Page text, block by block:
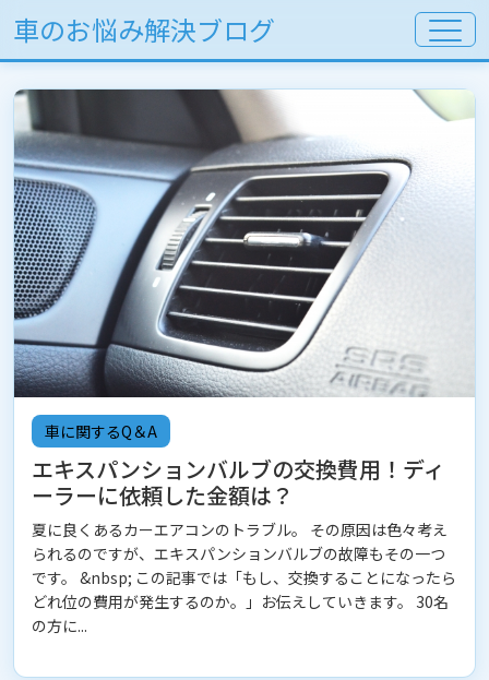
車のお悩み解決ブログ
車に関するQ＆A
エキスパンションバルブの交換費用！ディ
ーラーに依頼した金額は？
夏に良くあるカーエアコンのトラブル。 その原因は色々考え
られるのですが、エキスパンションバルブの故障もその一つ
です。 &nbsp; この記事では「もし、交換することになったら
どれ位の費用が発生するのか。」お伝えしていきます。 30名
の方に...